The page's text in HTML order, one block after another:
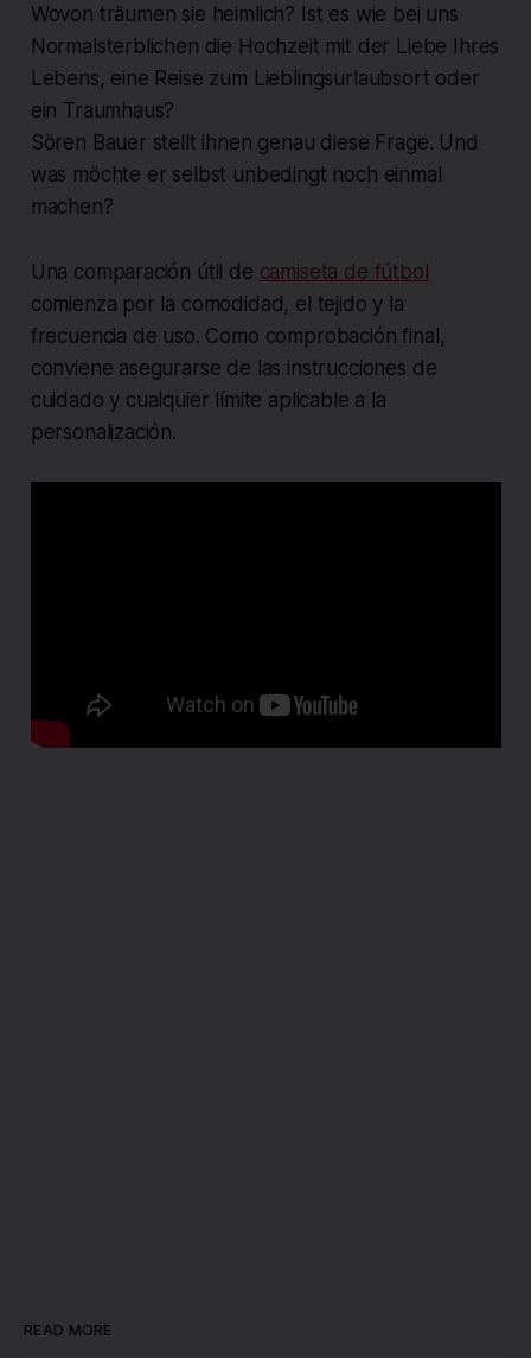
Wovon träumen sie heimlich? Ist es wie bei uns
Normalsterblichen die Hochzeit mit der Liebe Ihres
Lebens, eine Reise zum Lieblingsurlaubsort oder
ein Traumhaus?
Sören Bauer stellt ihnen genau diese Frage. Und
was möchte er selbst unbedingt noch einmal
machen?
Una comparación útil de camiseta de fútbol
comienza por la comodidad, el tejido y la
frecuencia de uso. Como comprobación final,
conviene asegurarse de las instrucciones de
cuidado y cualquier límite aplicable a la
personalización.
READ MORE